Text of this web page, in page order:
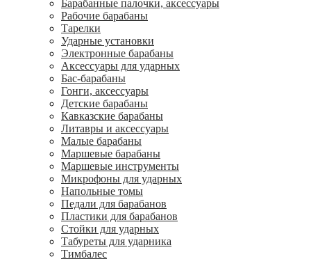
Барабанные палочки, аксессуары
Рабочие барабаны
Тарелки
Ударные установки
Электронные барабаны
Аксессуары для ударных
Бас-барабаны
Гонги, аксессуары
Детские барабаны
Кавказские барабаны
Литавры и аксессуары
Малые барабаны
Маршевые барабаны
Маршевые инструменты
Микрофоны для ударных
Напольные томы
Педали для барабанов
Пластики для барабанов
Стойки для ударных
Табуреты для ударника
Тимбалес